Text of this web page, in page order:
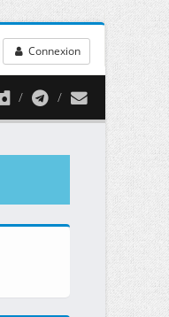
Connexion